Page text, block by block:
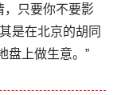
，只要你不要影
是在北京的胡同
盘上做生意。”